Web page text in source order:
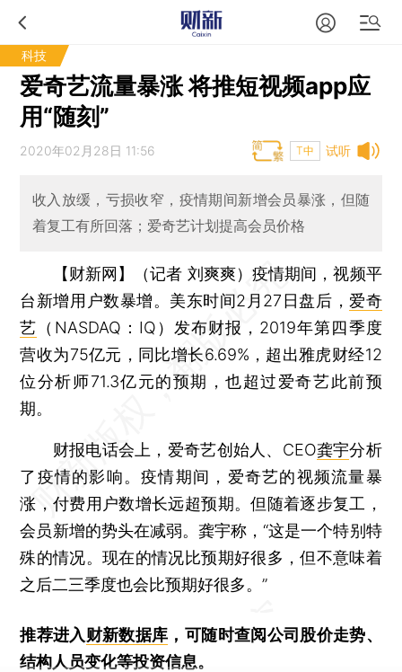
科技
爱奇艺流量暴涨 将推短视频app应
用“随刻”
试听
2020年02月28日 11:56 T中
收入放缓，亏损收窄，疫情期间新增会员暴涨，但随
着复工有所回落；爱奇艺计划提高会员价格
【财新网】（记者 刘爽爽） 疫情期间，视频平
台新增用户数暴增。美东时间2月27日盘后， 爱奇
艺 （NASDAQ：IQ）发布财报，2019年第四季度
营收为75亿元，同比增长6.69%，超出雅虎财经12
位分析师71.3亿元的预期，也超过爱奇艺此前预
期。
财报电话会上，爱奇艺创始人、CEO龚宇分析
了疫情的影响。疫情期间，爱奇艺的视频流量暴
涨，付费用户数增长远超预期。但随着逐步复工，
会员新增的势头在减弱。龚宇称，“这是一个特别特
殊的情况。现在的情况比预期好很多，但不意味着
之后二三季度也会比预期好很多。”
推荐进入财新数据库 ，可随时查阅公司股价走势、
结构人员变化等投资信息。